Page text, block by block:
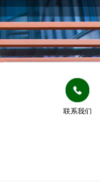
联系我们